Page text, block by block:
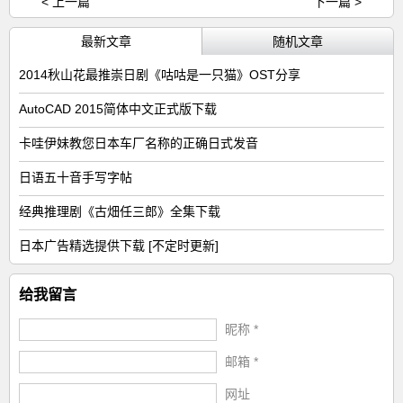
最新文章 随机文章
2014秋山花最推崇日剧《咕咕是一只猫》OST分享
AutoCAD 2015简体中文正式版下载
卡哇伊妹教您日本车厂名称的正确日式发音
日语五十音手写字帖
经典推理剧《古畑任三郎》全集下载
日本广告精选提供下载 [不定时更新]
给我留言
昵称 *
邮箱 *
网址